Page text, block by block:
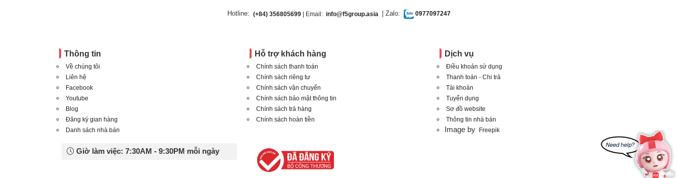
Hotline: (+84) 356805699| Email: info@f5group.asia | Zalo: 0977097247
Thông tin
Về chúng tôi
Liên hệ
Facebook
Youtube
Blog
Đăng ký gian hàng
Danh sách nhà bán
Hỗ trợ khách hàng
Chính sách thanh toán
Chính sách riêng tư
Chính sách vận chuyển
Chính sách bảo mật thông tin
Chính sách trả hàng
Chính sách hoàn tiền
Dịch vụ
Điều khoản sử dụng
Thanh toán - Chi trả
Tài khoản
Tuyển dụng
Sơ đồ website
Thông tin nhà bán
Image by Freepik
Giờ làm việc: 7:30AM - 9:30PM mỗi ngày